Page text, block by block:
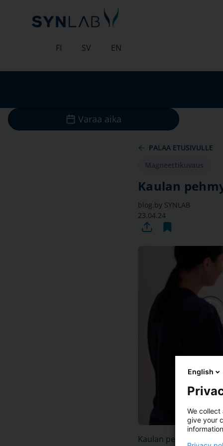
FI SV EN
Varaa aika
PALAA ETUSIVULLE
Magneettikuvaus
Kaulan
blog.by SYNLAB
23.04.24
Kaulan
English
We
give your